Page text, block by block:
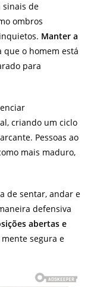
sinais de
ombros
Manter a
que o homem está
para
criando um ciclo
Pessoas ao
mais maduro,
de sentar, andar e
defensiva
abertas e
segura e